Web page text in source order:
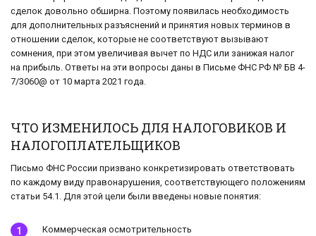
сделок довольно обширна. Поэтому появилась необходимость
для дополнительных разъяснений и принятия новых терминов в
отношении сделок, которые не соответствуют вызывают
сомнения, при этом увеличивая вычет по НДС или занижая налог
на прибыль. Ответы на эти вопросы даны в Письме ФНС РФ № БВ 4-
7/3060@ от 10 марта 2021 года.
ЧТО ИЗМЕНИЛОСЬ ДЛЯ НАЛОГОВИКОВ И
НАЛОГОПЛАТЕЛЬЩИКОВ
Письмо ФНС России призвано конкретизировать ответствовать
по каждому виду правонарушения, соответствующего положениям
статьи 54.1. Для этой цели были введены новые понятия:
Коммерческая осмотрительность